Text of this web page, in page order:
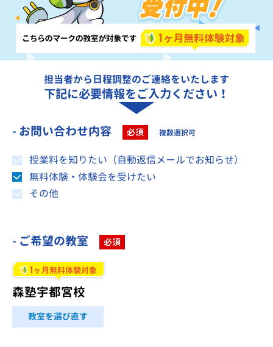
担当者から日程調整のご連絡をいたします
下記に必要情報をご入力ください！
- お問い合わせ内容 必須 複数選択可
授業料を知りたい（自動返信メールでお知らせ）
無料体験・体験会を受けたい
その他
- ご希望の教室 必須
1ヶ月無料体験対象
森塾宇都宮校
教室を選び直す